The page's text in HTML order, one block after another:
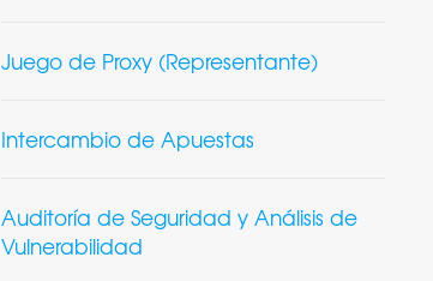
Juego de Proxy (Representante)
Intercambio de Apuestas
Auditoría de Seguridad y Análisis de
Vulnerabilidad